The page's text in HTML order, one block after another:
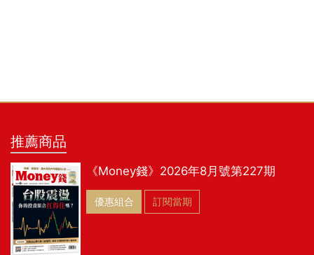
推薦商品
《Money錢》2026年8月號第227期
優惠組合 訂閱當期